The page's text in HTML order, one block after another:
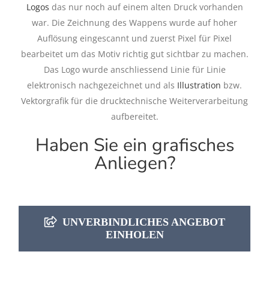
Logos das nur noch auf einem alten Druck vorhanden
war. Die Zeichnung des Wappens wurde auf hoher
Auflösung eingescannt und zuerst Pixel für Pixel
bearbeitet um das Motiv richtig gut sichtbar zu machen.
Das Logo wurde anschliessend Linie für Linie
elektronisch nachgezeichnet und als Illustration bzw.
Vektorgrafik für die drucktechnische Weiterverarbeitung
aufbereitet.
Haben Sie ein grafisches
Anliegen?
UNVERBINDLICHES ANGEBOT
EINHOLEN